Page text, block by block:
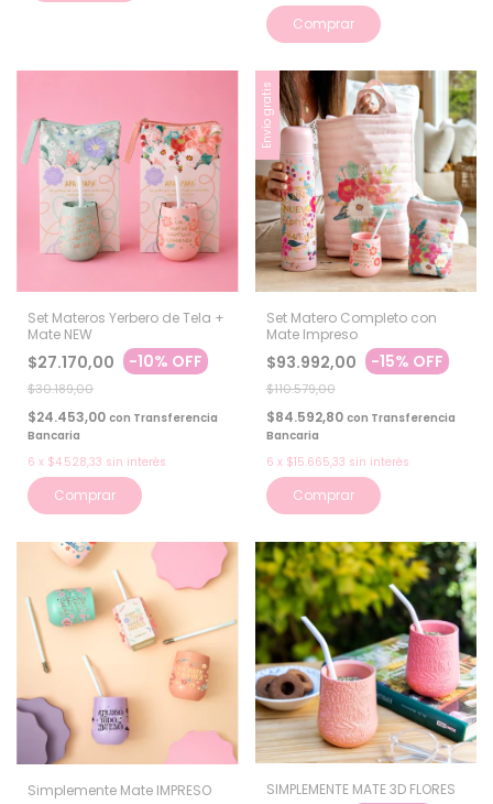
Comprar
Set Materos Yerbero de Tela +
Mate NEW
$27.170,00 -10% OFF
$30.189,00
$24.453,00 con Transferencia
Bancaria
6 x $4.528,33 sin interés
Comprar
Envío gratis
Set Matero Completo con
Mate Impreso
$93.992,00 -15% OFF
$110.579,00
$84.592,80 con Transferencia
Bancaria
6 x $15.665,33 sin interés
Comprar
Simplemente Mate IMPRESO SIMPLEMENTE MATE 3D FLORES